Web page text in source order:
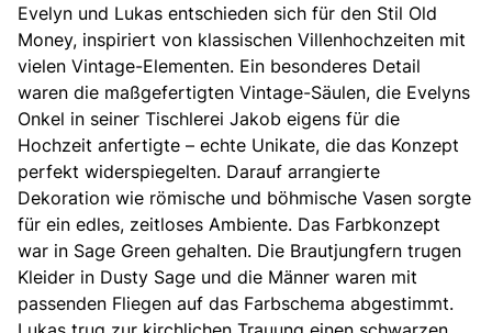
Evelyn und Lukas entschieden sich für den Stil Old
Money, inspiriert von klassischen Villenhochzeiten mit
vielen Vintage-Elementen. Ein besonderes Detail
waren die maßgefertigten Vintage-Säulen, die Evelyns
Onkel in seiner Tischlerei Jakob eigens für die
Hochzeit anfertigte – echte Unikate, die das Konzept
perfekt widerspiegelten. Darauf arrangierte
Dekoration wie römische und böhmische Vasen sorgte
für ein edles, zeitloses Ambiente. Das Farbkonzept
war in Sage Green gehalten. Die Brautjungfern trugen
Kleider in Dusty Sage und die Männer waren mit
passenden Fliegen auf das Farbschema abgestimmt.